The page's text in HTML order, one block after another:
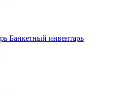
Банкетный инвентарь